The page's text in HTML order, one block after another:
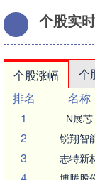
个股实
个股涨幅 个
排名
名称
1
N展芯
2 锐翔智
3 志特新